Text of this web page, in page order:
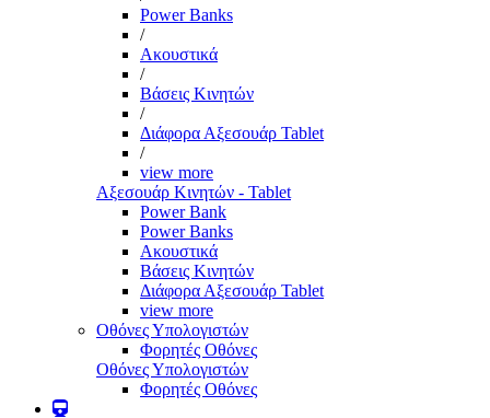
Power Banks
/
Ακουστικά
/
Βάσεις Κινητών
/
Διάφορα Αξεσουάρ Tablet
/
view more
Αξεσουάρ Κινητών - Tablet
Power Bank
Power Banks
Ακουστικά
Βάσεις Κινητών
Διάφορα Αξεσουάρ Tablet
view more
Οθόνες Υπολογιστών
Φορητές Οθόνες
Οθόνες Υπολογιστών
Φορητές Οθόνες